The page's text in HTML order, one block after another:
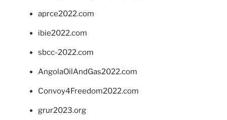
aprce2022.com
ibie2022.com
sbcc-2022.com
AngolaOilAndGas2022.com
Convoy4Freedom2022.com
grur2023.org